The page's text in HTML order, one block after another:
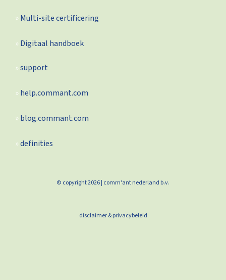
Multi-site certificering
Digitaal handboek
support
help.commant.com
blog.commant.com
definities
© copyright 2026 | comm'ant nederland b.v.
disclaimer & privacybeleid